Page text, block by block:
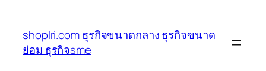
เนื้อหา
shoplri.com ธุรกิจขนาดกลาง ธุรกิจขนาด
ย่อม ธุรกิจsme